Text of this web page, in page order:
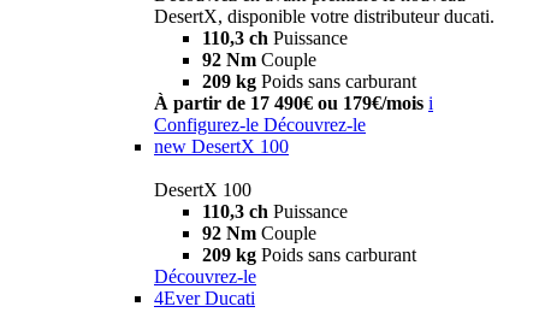
DesertX, disponible votre distributeur ducati.
110,3 ch Puissance
92 Nm Couple
209 kg Poids sans carburant
À partir de 17 490€ ou 179€/mois i
Configurez-le Découvrez-le
new DesertX 100
DesertX 100
110,3 ch Puissance
92 Nm Couple
209 kg Poids sans carburant
Découvrez-le
4Ever Ducati